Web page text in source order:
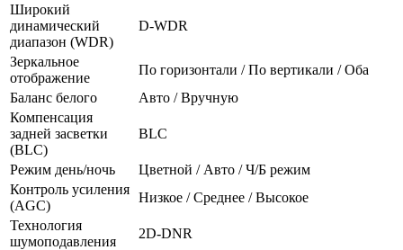
Широкий
динамический
диапазон (WDR)
D-WDR
Зеркальное
отображение
По горизонтали / По вертикали / Оба
Баланс белого
Авто / Вручную
Компенсация
задней засветки
(BLC)
BLC
Режим день/ночь
Цветной / Авто / Ч/Б режим
Контроль усиления
(AGC)
Низкое / Среднее / Высокое
Технология
шумоподавления
2D-DNR